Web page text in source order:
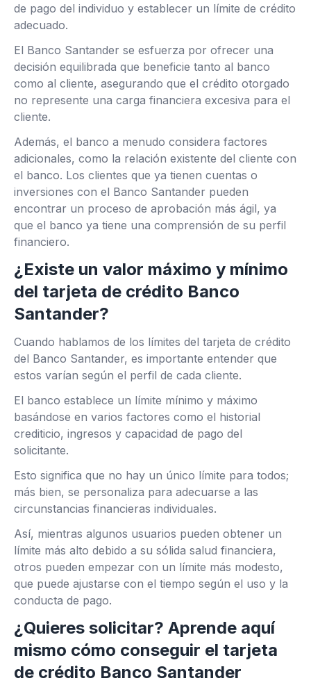
de pago del individuo y establecer un límite de crédito
adecuado.
El Banco Santander se esfuerza por ofrecer una
decisión equilibrada que beneficie tanto al banco
como al cliente, asegurando que el crédito otorgado
no represente una carga financiera excesiva para el
cliente.
Además, el banco a menudo considera factores
adicionales, como la relación existente del cliente con
el banco. Los clientes que ya tienen cuentas o
inversiones con el Banco Santander pueden
encontrar un proceso de aprobación más ágil, ya
que el banco ya tiene una comprensión de su perfil
financiero.
¿Existe un valor máximo y mínimo
del tarjeta de crédito Banco
Santander?
Cuando hablamos de los límites del tarjeta de crédito
del Banco Santander, es importante entender que
estos varían según el perfil de cada cliente.
El banco establece un límite mínimo y máximo
basándose en varios factores como el historial
crediticio, ingresos y capacidad de pago del
solicitante.
Esto significa que no hay un único límite para todos;
más bien, se personaliza para adecuarse a las
circunstancias financieras individuales.
Así, mientras algunos usuarios pueden obtener un
límite más alto debido a su sólida salud financiera,
otros pueden empezar con un límite más modesto,
que puede ajustarse con el tiempo según el uso y la
conducta de pago.
¿Quieres solicitar? Aprende aquí
mismo cómo conseguir el tarjeta
de crédito Banco Santander